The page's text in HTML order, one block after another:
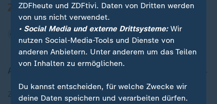
Zuletzt veröffentlicht
ZDFheute und ZDFtivi. Daten von Dritten werden
von uns nicht verwendet.
• Social Media und externe Drittsysteme:Wir
nutzen Social-Media-Tools und Dienste von
anderen Anbietern. Unter anderem um das Teilen
von Inhalten zu ermöglichen.
Du kannst entscheiden, für welche Zwecke wir
deine Daten speichern und verarbeiten dürfen.